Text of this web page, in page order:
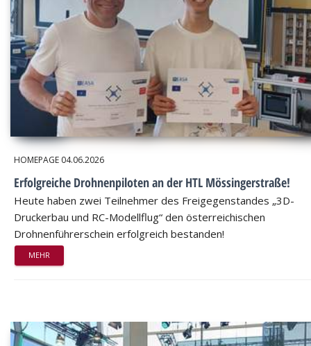
HOMEPAGE 04.06.2026
Erfolgreiche Drohnenpiloten an der HTL Mössingerstraße!
Heute haben zwei Teilnehmer des Freigegenstandes „3D-
Druckerbau und RC-Modellflug“ den österreichischen
Drohnenführerschein erfolgreich bestanden!
MEHR